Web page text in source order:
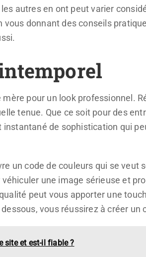
autres en ont peut varier
donnant des conseils
pour un look professionnel.
tenue. Que ce soit pour des
de sophistication qui
un code de couleurs qui se
une image sérieuse et
peut vous apporter une
vous réussirez à créer un
site et est-il fiable ?